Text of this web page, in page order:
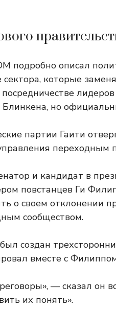
подробно описал
которые
но
партии Гаити
переходным
и кандидат в
повстанцев Ги
о своем отклонении
сообществом.
создан
вместе с
— сказал он
их понять».